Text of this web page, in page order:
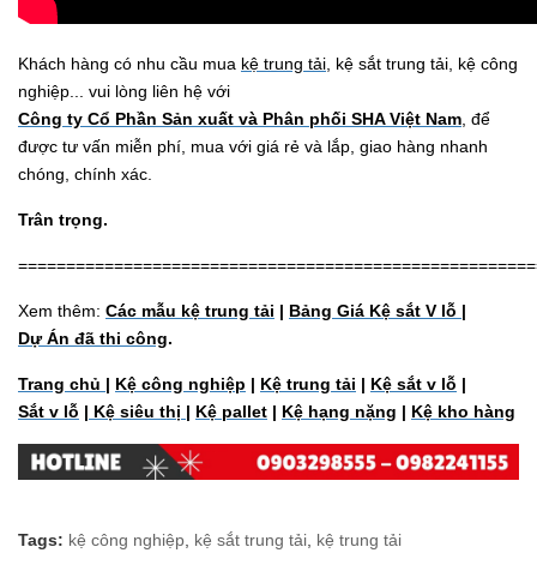
Khách hàng có nhu cầu mua kệ trung tải , kệ sắt trung tải, kệ công
nghiệp... vui lòng liên hệ với
Công ty Cổ Phần Sản xuất và Phân phối SHA Việt Nam , để
được tư vấn miễn phí, mua với giá rẻ và lắp, giao hàng nhanh
chóng, chính xác.
Trân trọng.
Xem thêm: Các mẫu kệ trung tải | Bảng Giá Kệ sắt V lỗ |
Dự Án đã thi công.
Trang chủ | Kệ công nghiệp | Kệ trung tải | Kệ sắt v lỗ |
Sắt v lỗ | Kệ siêu thị | Kệ pallet | Kệ hạng nặng | Kệ kho hàng
Tags: kệ công nghiệp kệ sắt trung tải kệ trung tải